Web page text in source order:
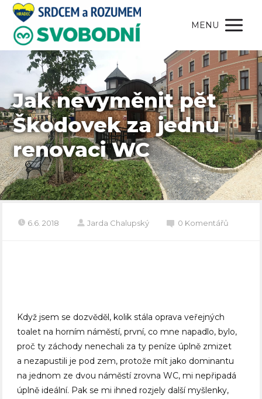
MENU
Jak nevyměnit pět
Škodovek za jednu
renovaci WC
6.6. 2018 Jarda Chalupský 0 Komentářů
Když jsem se dozvěděl, kolik stála oprava veřejných
toalet na horním náměstí, první, co mne napadlo, bylo,
proč ty záchody nenechali za ty peníze úplně zmizet
a nezapustili je pod zem, protože mít jako dominantu
na jednom ze dvou náměstí zrovna WC, mi nepřipadá
úplně ideální. Pak se mi ihned rozjely další myšlenky,